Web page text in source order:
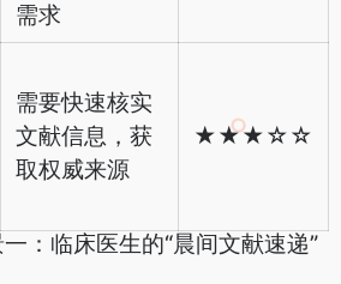
需求
需要快速核实
文献信息，获
取权威来源
★★★☆☆
：临床医生的“晨间文献速递”